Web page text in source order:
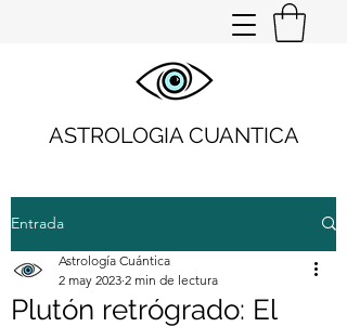
ASTROLOGIA CUANTICA
Entrada
Plutón retrógrado: El
Astrología Cuántica
2 may 2023 2 min de lectura